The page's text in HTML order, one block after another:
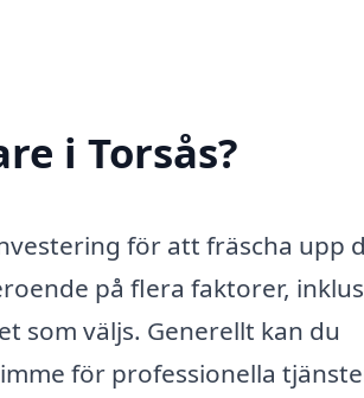
i Torsås?
för att fräscha upp
på flera faktorer,
som väljs. Generellt kan du
för professionella